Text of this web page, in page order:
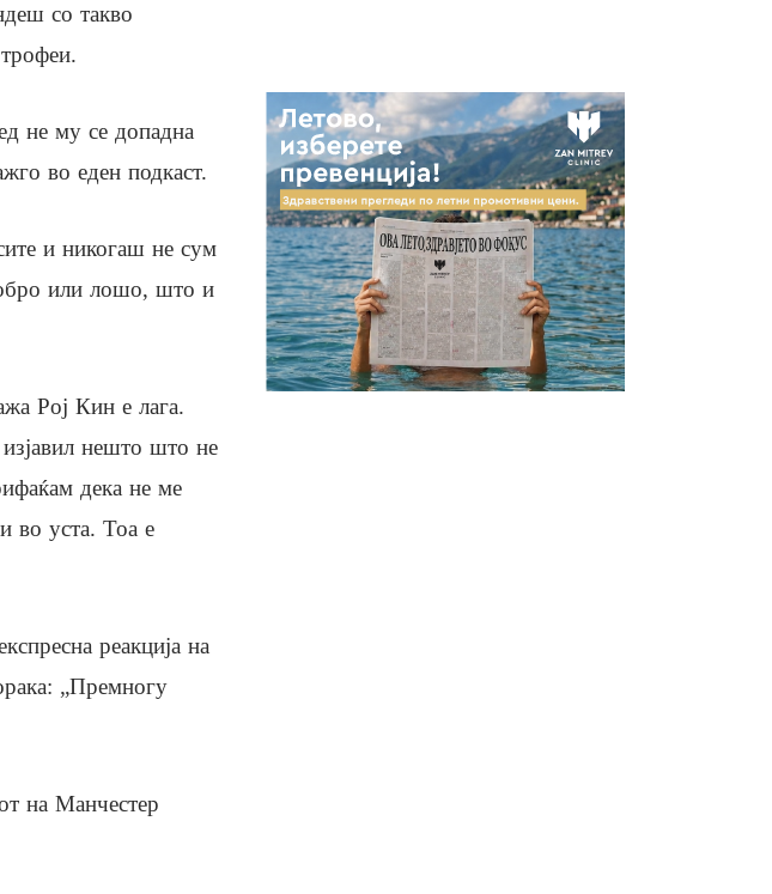
со такво
не му се допадна
во еден подкаст.
и никогаш не сум
или лошо, што и
Рој Кин е лага.
нешто што не
дека не ме
во уста. Тоа е
реакција на
„Премногу
на Манчестер